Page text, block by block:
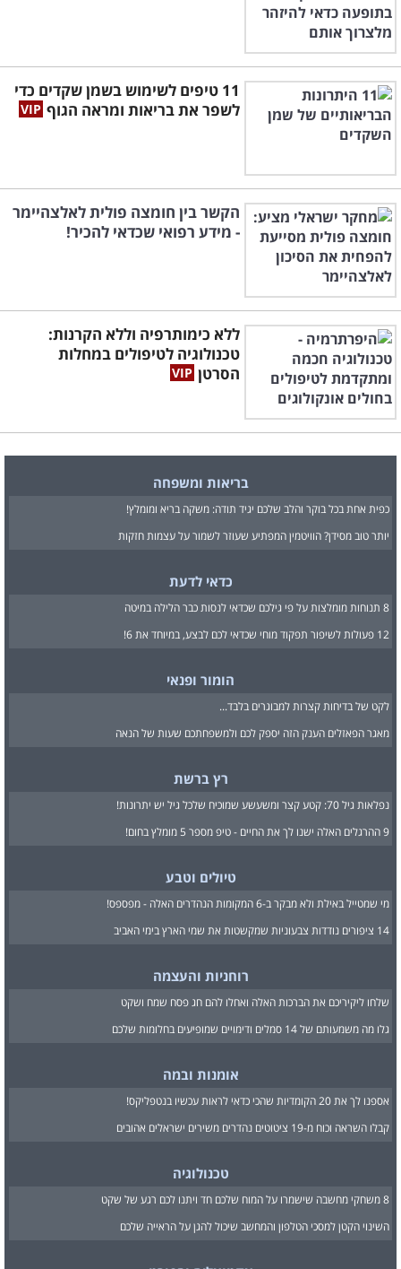
11 טיפים לשימוש בשמן שקדים כדי
לשפר את בריאות ומראה הגוף
הקשר בין חומצה פולית לאלצהיימר
- מידע רפואי שכדאי להכיר!
ללא כימותרפיה וללא הקרנות:
טכנולוגיה לטיפולים במחלות
הסרטן
בריאות ומשפחה
כפית אחת בכל בוקר והלב שלכם יגיד תודה: משקה בריא ומומלץ!
יותר טוב מסידן? הוויטמין המפתיע שעוזר לשמור על עצמות חזקות
כדאי לדעת
8 תנוחות מומלצות על פי גילכם שכדאי לנסות כבר הלילה במיטה
12 פעולות לשיפור תפקוד מוחי שכדאי לכם לבצע, במיוחד את 6!
הומור ופנאי
לקט של בדיחות קצרות למבוגרים בלבד...
מאגר הפאזלים הענק הזה יספק לכם ולמשפחתכם שעות של הנאה
רץ ברשת
נפלאות גיל 70: קטע קצר ומשעשע שמוכיח שלכל גיל יש יתרונות!
9 ההרגלים האלה ישנו לך את החיים - טיפ מספר 5 מומלץ בחום!
טיולים וטבע
מי שמטייל באילת ולא מבקר ב-6 המקומות הנהדרים האלה - מפספס!
14 ציפורים נודדות צבעוניות שמקשטות את שמי הארץ בימי האביב
רוחניות והעצמה
שלחו ליקיריכם את הברכות האלה ואחלו להם חג פסח שמח ושקט
גלו מה משמעותם של 14 סמלים ודימויים שמופיעים בחלומות שלכם
אומנות ובמה
אספנו לך את 20 הקומדיות שהכי כדאי לראות עכשיו בנטפליקס!
קבלו השראה וכוח מ-19 ציטוטים נהדרים משירים ישראלים אהובים
טכנולוגיה
8 משחקי מחשבה שישמרו על המוח שלכם חד ויתנו לכם רגע של שקט
השינוי הקטן למסכי הטלפון והמחשב שיכול להגן על הראייה שלכם